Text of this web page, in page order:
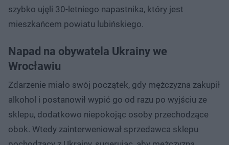
szybko ujęli 30-letniego napastnika, który jest
mieszkańcem powiatu lubińskiego.
Napad na obywatela Ukrainy we
Wrocławiu
Zdarzenie miało swój początek, gdy mężczyzna zakupił
alkohol i postanowił wypić go od razu po wyjściu ze
sklepu, dodatkowo niepokojąc osoby przechodzące
obok. Wtedy zainterweniował sprzedawca sklepu